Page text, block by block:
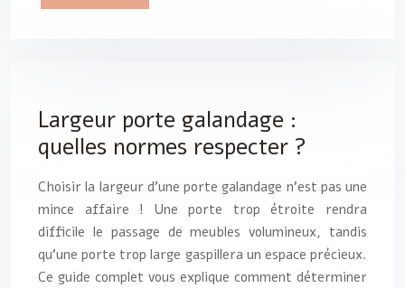
Largeur porte galandage :
quelles normes respecter ?
Choisir la largeur d’une porte galandage n’est pas une
mince affaire ! Une porte trop étroite rendra
difficile le passage de meubles volumineux, tandis
qu’une porte trop large gaspillera un espace précieux.
Ce guide complet vous explique comment déterminer